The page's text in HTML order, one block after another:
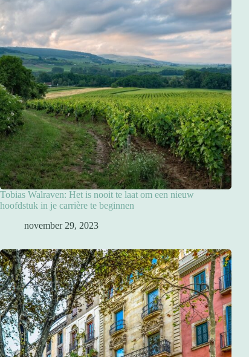
Tobias Walraven: Het is nooit te laat om een nieuw
hoofdstuk in je carrière te beginnen
november 29, 2023